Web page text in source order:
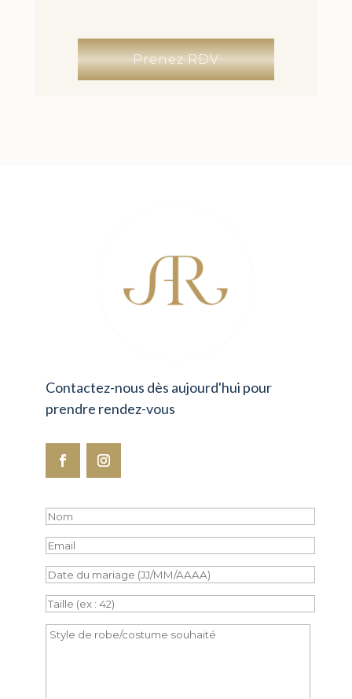
Prenez RDV
Contactez-nous dès aujourd'hui pour
prendre rendez-vous